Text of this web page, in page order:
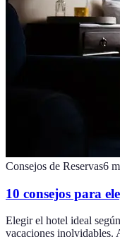
Consejos de Reservas6
10 consejos para
Elegir el hotel ideal
vacaciones inolvidables.